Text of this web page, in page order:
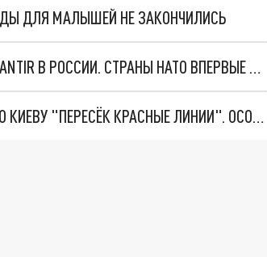
ДЛЯ МАЛЫШЕЙ НЕ ЗАКОНЧИЛИСЬ
"ОЧЕНЬ ПЛОХИЕ НОВОСТИ": БОЛЬШАЯ ОШИБКА PALANTIR В РОССИИ. СТРАНЫ НАТО ВПЕРВЫЕ ЗА СВО ОСТАНОВИЛИ ПОСТАВКИ ОРУЖИЯ. ВСУ ТЕРЯЮТ ПРИГРАНИЧЬЕ?
"ТЕРПЕНИЕ ПУТИНА ЛОПНУЛО". РЕКОРДНЫЙ УДАР ПО КИЕВУ "ПЕРЕСЁК КРАСНЫЕ ЛИНИИ". ОСОБЫЕ СПЕЦЫ КНДР НА ЛБС? ТАЙНЫЕ ПЕРЕГОВОРЫ ЕВРОПЫ И МОСКВЫ